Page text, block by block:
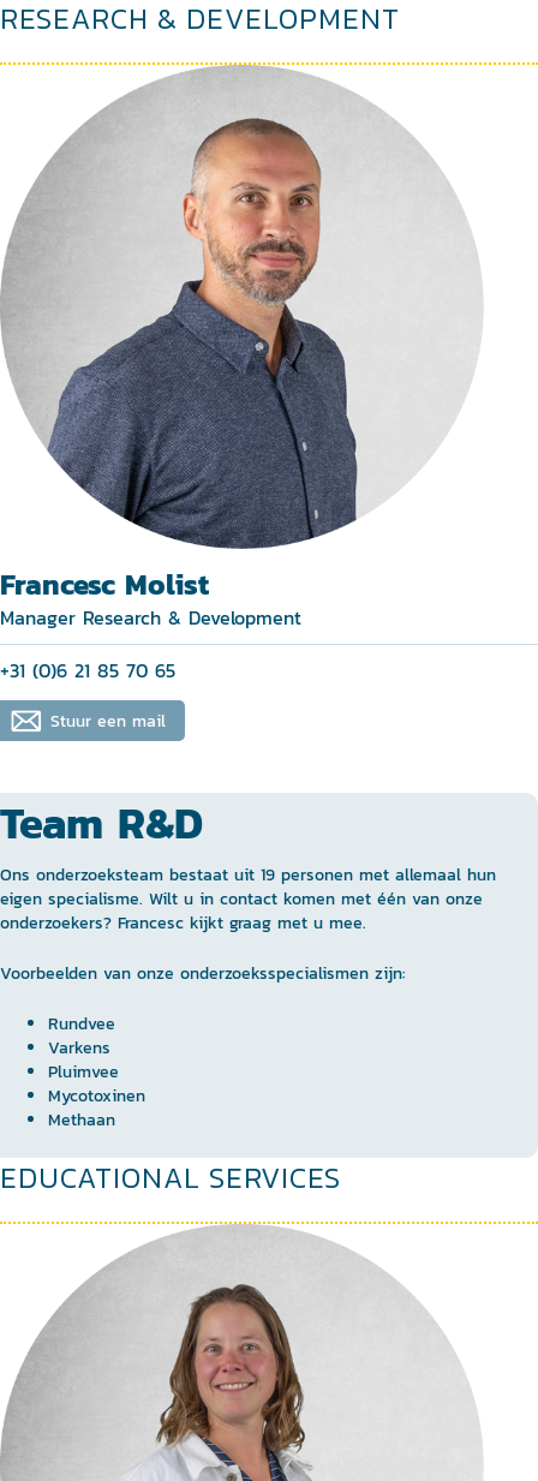
RESEARCH & DEVELOPMENT
Francesc Molist
Manager Research & Development
+31 (0)6 21 85 70 65
Stuur een mail
Team R&D
Ons onderzoeksteam bestaat uit 19 personen met allemaal hun
eigen specialisme. Wilt u in contact komen met één van onze
onderzoekers? Francesc kijkt graag met u mee.
Voorbeelden van onze onderzoeksspecialismen zijn:
Rundvee
Varkens
Pluimvee
Mycotoxinen
Methaan
EDUCATIONAL SERVICES